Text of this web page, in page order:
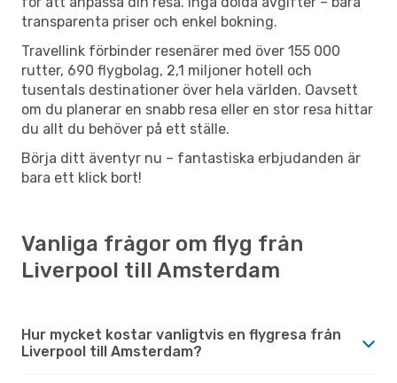
transparenta priser och enkel bokning.
Travellink förbinder resenärer med över 155 000
rutter, 690 flygbolag, 2,1 miljoner hotell och
tusentals destinationer över hela världen. Oavsett
om du planerar en snabb resa eller en stor resa hittar
du allt du behöver på ett ställe.
Börja ditt äventyr nu – fantastiska erbjudanden är
bara ett klick bort!
Vanliga frågor om flyg från
Liverpool till Amsterdam
Hur mycket kostar vanligtvis en flygresa från
Liverpool till Amsterdam?